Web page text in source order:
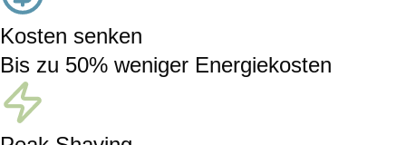
Kosten senken
Bis zu 50% weniger Energiekosten